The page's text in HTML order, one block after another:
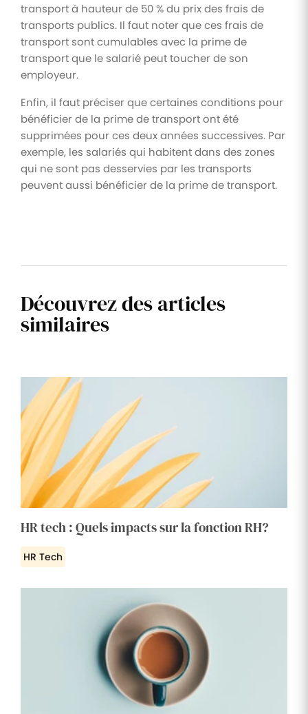
transport à hauteur de 50 % du prix des frais de
transports publics. Il faut noter que ces frais de
transport sont cumulables avec la prime de
transport que le salarié peut toucher de son
employeur.
Enfin, il faut préciser que certaines conditions pour
bénéficier de la prime de transport ont été
supprimées pour ces deux années successives. Par
exemple, les salariés qui habitent dans des zones
qui ne sont pas desservies par les transports
peuvent aussi bénéficier de la prime de transport.
Découvrez des articles
similaires
HR tech : Quels impacts sur la fonction RH?
HR Tech